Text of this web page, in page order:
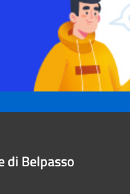
di Belpasso